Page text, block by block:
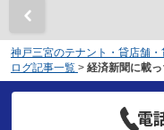
神戸三宮のテナント・貸店舗
ログ記事一覧 > 経済新聞に載
電